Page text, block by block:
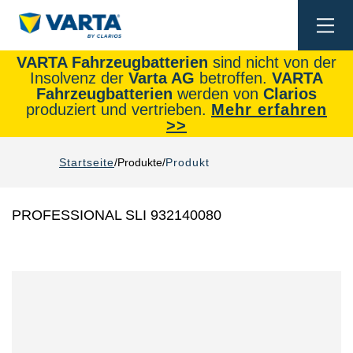
VARTA Fahrzeugbatterien sind nicht von der
Insolvenz der Varta AG betroffen. VARTA
Fahrzeugbatterien werden von Clarios
produziert und vertrieben. Mehr erfahren
>>
Startseite Produkte Produkt
PROFESSIONAL SLI 932140080